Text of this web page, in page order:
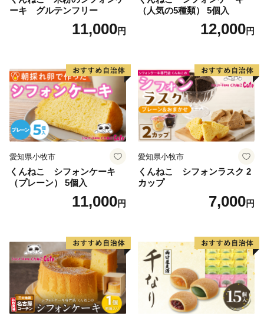
ーキ グルテンフリー
11,000円
（人気の5種類） 5個入
12,000円
愛知県小牧市
くんねこ シフォンケーキ
（プレーン） 5個入
11,000円
愛知県小牧市
くんねこ シフォンラスク 2
カップ
7,000円